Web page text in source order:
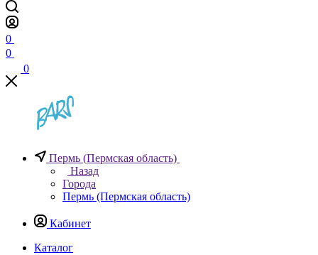
0
0
0
Пермь (Пермская область)
Назад
Города
Пермь (Пермская область)
Кабинет
Каталог